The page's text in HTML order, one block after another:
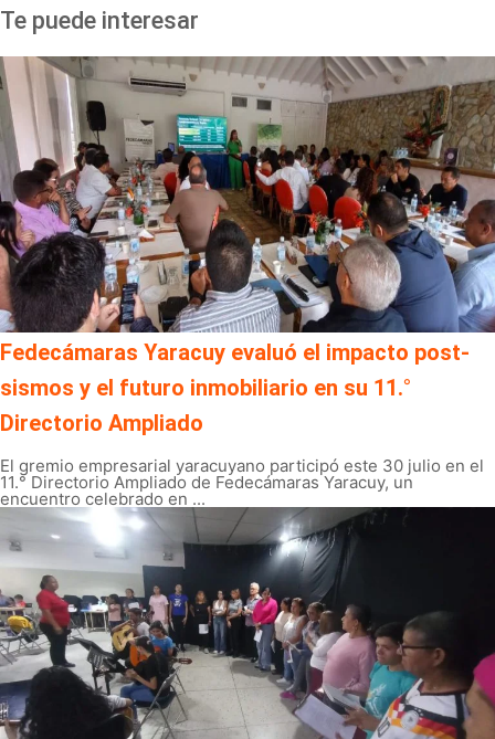
Te puede interesar
Fedecámaras Yaracuy evaluó el impacto post-
sismos y el futuro inmobiliario en su 11.°
Directorio Ampliado
El gremio empresarial yaracuyano participó este 30 julio en el
11.° Directorio Ampliado de Fedecámaras Yaracuy, un
encuentro celebrado en ...